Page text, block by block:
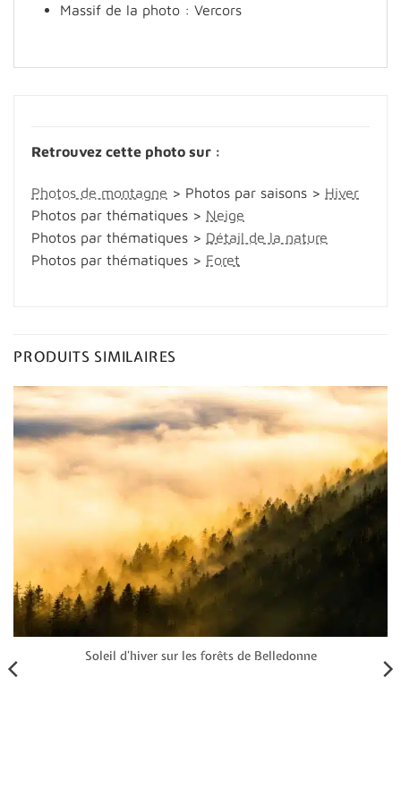
Massif de la photo : Vercors
Retrouvez cette photo sur :
Photos de montagne > Photos par saisons > Hiver
Photos par thématiques > Neige
Photos par thématiques > Détail de la nature
Photos par thématiques > Foret
PRODUITS SIMILAIRES
Soleil d’hiver sur les forêts de Belledonne